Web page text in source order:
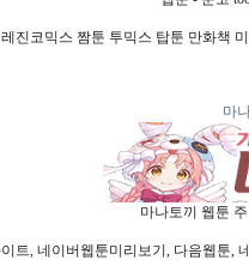
진코믹스 짬툰 투믹스 탑툰 만화책
마
마나토끼 웹툰
트, 네이버웹툰미리보기, 다음웹툰,